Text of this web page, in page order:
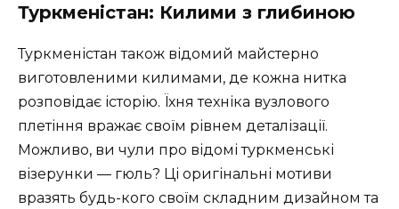
Туркменістан: Килими з глибиною
Туркменістан також відомий майстерно
виготовленими килимами, де кожна нитка
розповідає історію. Їхня техніка вузлового
плетіння вражає своїм рівнем деталізації.
Можливо, ви чули про відомі туркменські
візерунки — гюль? Ці оригінальні мотиви
вразять будь-кого своїм складним дизайном та